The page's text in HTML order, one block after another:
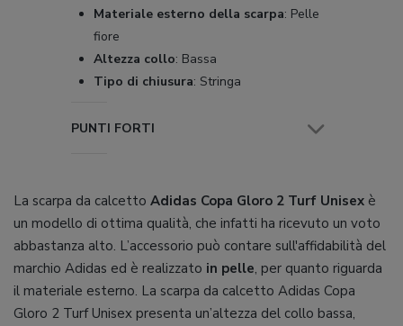
Materiale esterno della scarpa: Pelle
fiore
Altezza collo: Bassa
Tipo di chiusura: Stringa
PUNTI FORTI
La scarpa da calcetto Adidas Copa Gloro 2 Turf Unisex è
un modello di ottima qualità, che infatti ha ricevuto un voto
abbastanza alto. L’accessorio può contare sull'affidabilità del
marchio Adidas ed è realizzato in pelle, per quanto riguarda
il materiale esterno. La scarpa da calcetto Adidas Copa
Gloro 2 Turf Unisex presenta un’altezza del collo bassa,